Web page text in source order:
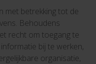
met betrekking tot de
Behoudens
recht om toegang te
bij te werken,
organisatie,